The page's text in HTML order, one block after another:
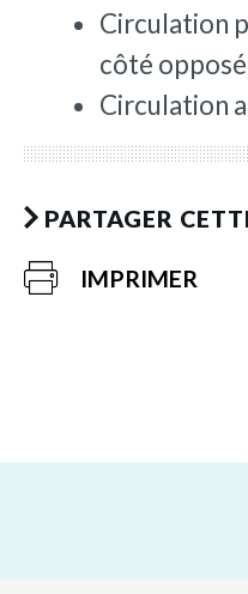
Circulation
côté
Circulation
PARTAGER
IMPRIMER